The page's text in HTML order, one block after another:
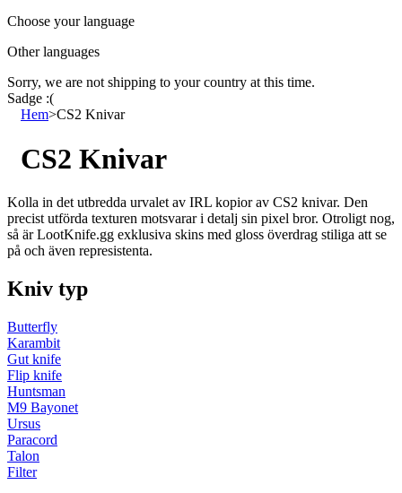
Choose your language
Other languages
Sorry, we are not shipping to your country at this time.
Sadge :(
Hem>CS2 Knivar
CS2 Knivar
Kolla in det utbredda urvalet av IRL kopior av CS2 knivar. Den
precist utförda texturen motsvarar i detalj sin pixel bror. Otroligt nog,
så är LootKnife.gg exklusiva skins med gloss överdrag stiliga att se
på och även represistenta.
Kniv typ
Butterfly
Karambit
Gut knife
Flip knife
Huntsman
M9 Bayonet
Ursus
Paracord
Talon
Filter